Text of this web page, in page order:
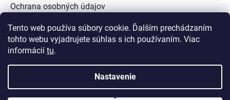
Tento web používa súbory cookie. Ďalším prechádzaním
tohto webu vyjadrujete súhlas s ich používaním. Viac
informácií tu.
Nastavenie
Ochrana osobných údajov
Alternatívne riešenie spotrebiteľských sporov
Zásady používania súborov cookie (EÚ)